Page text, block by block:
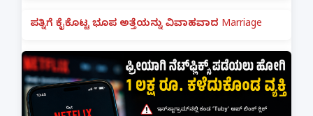
ಪತ್ನಿಗೆ ಕೈಕೊಟ್ಟ ಭೂಪ ಅತ್ತೆಯನ್ನು ವಿವಾಹವಾದ Marriage